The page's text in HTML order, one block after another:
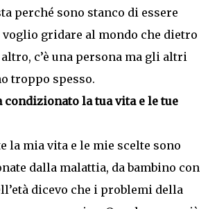
perché sono stanco di essere
gridare al mondo che dietro
altro, c’è una persona ma gli altri
troppo spesso.
condizionato la tua vita e le tue
la mia vita e le mie scelte sono
dalla malattia, da bambino con
dicevo che i problemi della